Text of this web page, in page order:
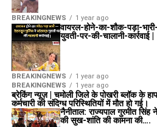
BREAKINGNEWS 1 year ago
BREAKINGNEWS 1 year ago
वायरल-होने-का-शौक-पड़ा-
युवती-पर-की-चालानी-कार्रवाई |
BREAKINGNEWS 1 year ago
ब्रेकिंग न्यूज़ | चमोली जिले के पोखरी ब्लॉक के
कर्मचारी की संदिग्ध परिस्थितियों में मौत हो गई।
नैनीताल: राज्यपाल गुरमीत सिंह
की सुख-शांति की कामना की….